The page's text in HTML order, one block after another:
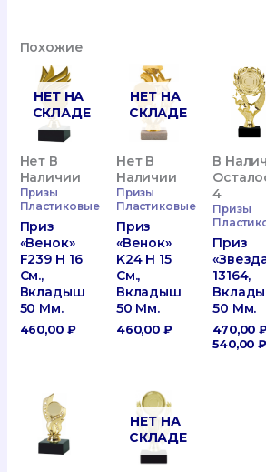
Похожие
НЕТ НА
СКЛАДЕ
Нет В
Наличии
Призы
Пластиковые
Приз
«Венок»
F239 H 16
См.,
Вкладыш
50 Мм.
460,00 ₽
НЕТ НА
СКЛАДЕ
Нет В
Наличии
Призы
Пластиковые
Приз
«Венок»
K24 H 15
См.,
Вкладыш
50 Мм.
460,00₽
В
4
Призы
Приз
13164,
50 Мм.
470,00
540,00₽
НЕТ НА
СКЛАДЕ